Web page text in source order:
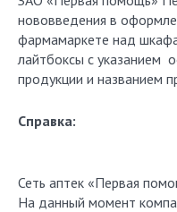
нововведения в
фармамаркете над
лайтбоксы с указанием
продукции и названием
Справка:
Сеть аптек «Первая
На данный момент